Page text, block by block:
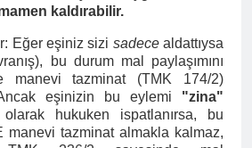
kaldırabilir.
Eğer eşiniz sizi sadecealdattıysa
bu durum mal paylaşımını
manevi tazminat (TMK 174/2)
eşinizin bu eylemi "zina"
hukuken ispatlanırsa, bu
manevi tazminat almakla kalmaz,